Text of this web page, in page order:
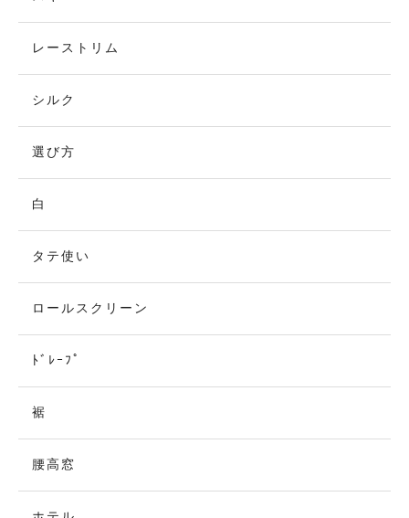
レーストリム
シルク
選び方
白
タテ使い
ロールスクリーン
ﾄﾞﾚｰﾌﾟ
裾
腰高窓